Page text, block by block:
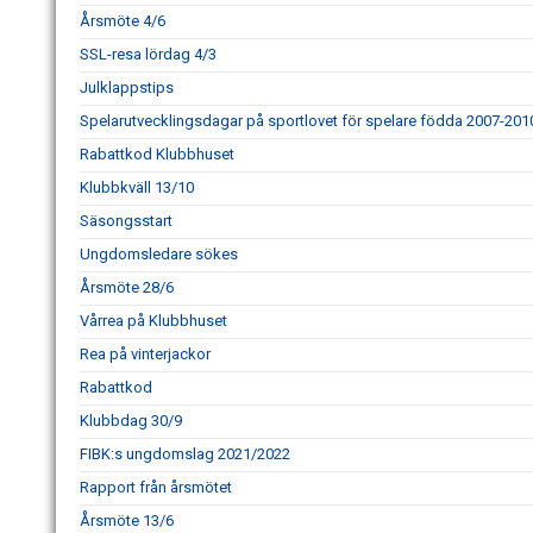
Årsmöte 4/6
SSL-resa lördag 4/3
Julklappstips
Spelarutvecklingsdagar på sportlovet för spelare födda 2007-
Rabattkod Klubbhuset
Klubbkväll 13/10
Säsongsstart
Ungdomsledare sökes
Årsmöte 28/6
Vårrea på Klubbhuset
Rea på vinterjackor
Rabattkod
Klubbdag 30/9
FIBK:s ungdomslag 2021/2022
Rapport från årsmötet
Årsmöte 13/6